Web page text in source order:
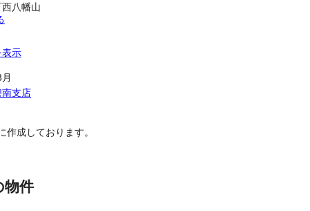
八幡山
表示
南支店
成しております。
物件